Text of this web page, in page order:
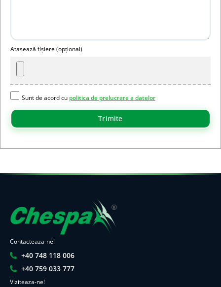
Atașează fișiere (opțional)
Sunt de acord cu politica de prelucrare a datelor
Trimite
Contacteaza-ne!
+40 748 118 006
+40 759 033 777
Viziteaza-ne!